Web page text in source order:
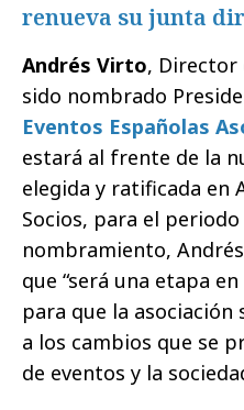
renueva su junta
Andrés Virto, Director
sido nombrado
Eventos Españolas
estará al frente de la
elegida y ratificada en
Socios, para el periodo
nombramiento,
que “será una etapa
para que la
a los cambios que se
de eventos y la